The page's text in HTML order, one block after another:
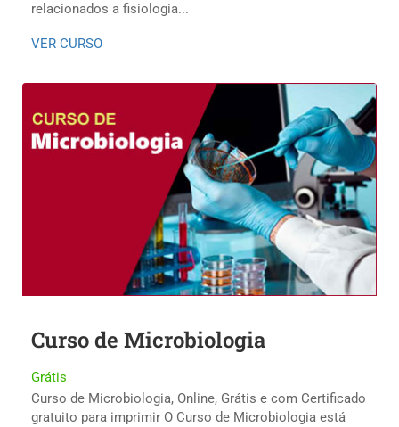
relacionados a fisiologia...
VER CURSO
Curso de Microbiologia
Grátis
Curso de Microbiologia, Online, Grátis e com Certificado
gratuito para imprimir O Curso de Microbiologia está